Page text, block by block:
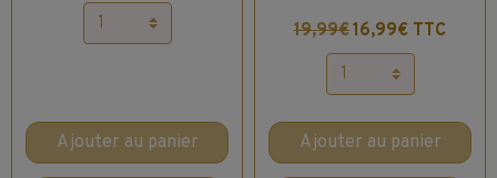
Ajouter au panier
19,99€16,99€ TTC
Ajouter au panier